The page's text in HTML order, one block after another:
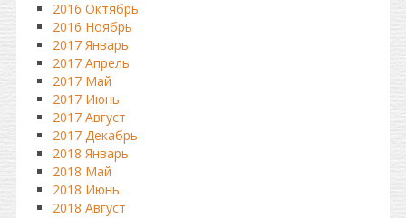
2016 Октябрь
2016 Ноябрь
2017 Январь
2017 Апрель
2017 Май
2017 Июнь
2017 Август
2017 Декабрь
2018 Январь
2018 Май
2018 Июнь
2018 Август